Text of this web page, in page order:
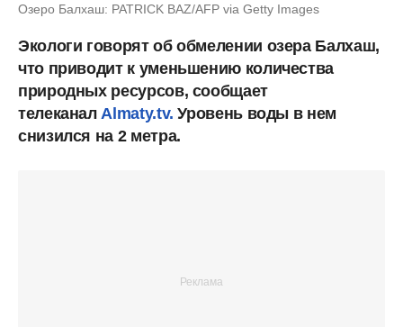
Озеро Балхаш: PATRICK BAZ/AFP via Getty Images
Экологи говорят об обмелении озера Балхаш,
что приводит к уменьшению количества
природных ресурсов, сообщает
телеканал Almaty.tv. Уровень воды в нем
снизился на 2 метра.